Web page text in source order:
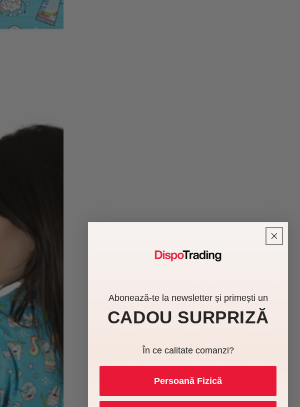
Abonează-te la newsletter și primești un
CADOU SURPRIZĂ
În ce calitate comanzi?
Persoană Fizică